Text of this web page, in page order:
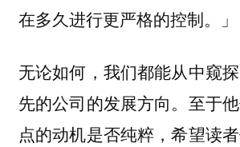
在多久进行更严格的控制。」
无论如何，我们都能从中窥
先的公司的发展方向。至于
点的动机是否纯粹，希望读